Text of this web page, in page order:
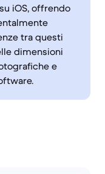
iOS, offrendo
tra questi
dimensioni
e